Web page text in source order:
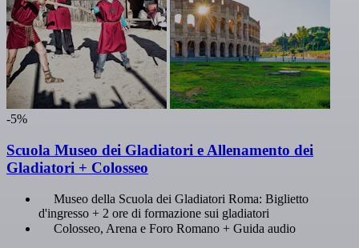
-5%
Scuola Museo dei Gladiatori e Allenamento dei
Gladiatori + Colosseo
Museo della Scuola dei Gladiatori Roma: Biglietto
d'ingresso + 2 ore di formazione sui gladiatori
Colosseo, Arena e Foro Romano + Guida audio